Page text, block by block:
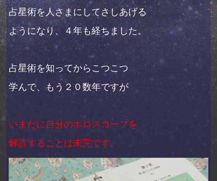
占星術を人さまにしてさしあげる
ようになり、４年も経ちました。
占星術を知ってからこつこつ
学んで、もう２０数年ですが
いまだに自分のホロスコープを
解読することは未完です。